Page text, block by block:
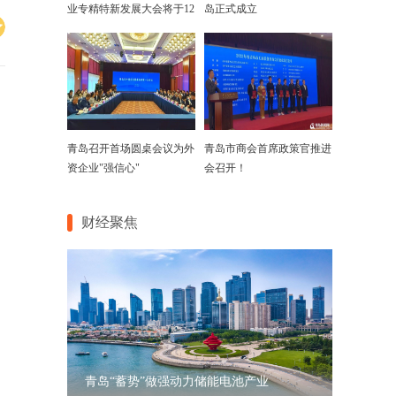
业专精特新发展大会将于12
岛正式成立
青岛召开首场圆桌会议为外
资企业"强信心"
青岛市商会首席政策官推进
会召开！
财经聚焦
青岛“蓄势”做强动力储能电池产业